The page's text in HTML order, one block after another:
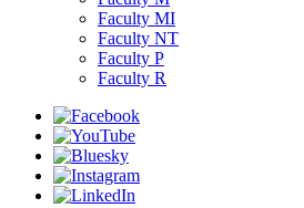
Faculty MI
Faculty NT
Faculty P
Faculty R